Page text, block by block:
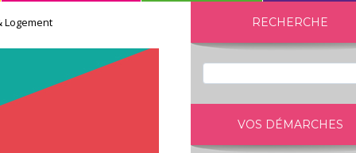
Logement RECHERCHE
VOS DÉMARCHES